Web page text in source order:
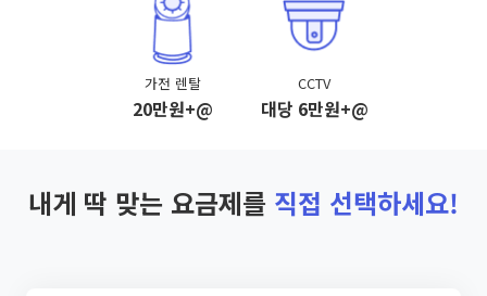
가전 렌탈
20만원+@
CCTV
대당 6만원+@
내게 딱 맞는 요금제를 직접 선택하세요!